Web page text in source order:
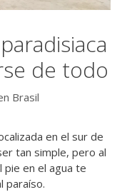
de todo
Brasil
en el sur de
tan simple, pero al
pie en el agua te
paraíso.